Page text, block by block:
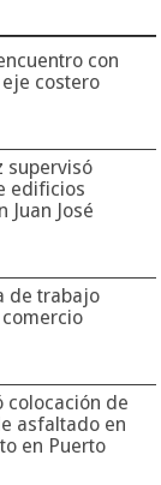
con
costero
supervisó
edificios
José
de trabajo
colocación de
asfaltado en
en Puerto